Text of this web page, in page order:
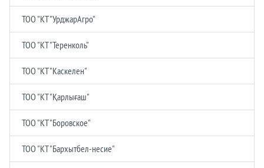
ТОО "КТ "УрджарАгро"
ТОО "КТ "Теренколь"
ТОО "КТ "Каскелен"
ТОО "КТ "Қарлығаш"
ТОО "КТ "Боровское"
ТОО "КТ "Бархытбел-несие"